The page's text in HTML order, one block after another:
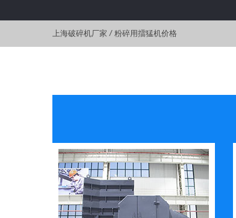
上海破碎机厂家 / 粉碎用擂猛机价格